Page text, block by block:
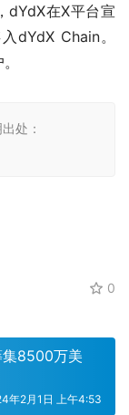
dYdX在X平台宣
dYdX Chain。
处：
0
集8500万美
年2月1日 上午4:53